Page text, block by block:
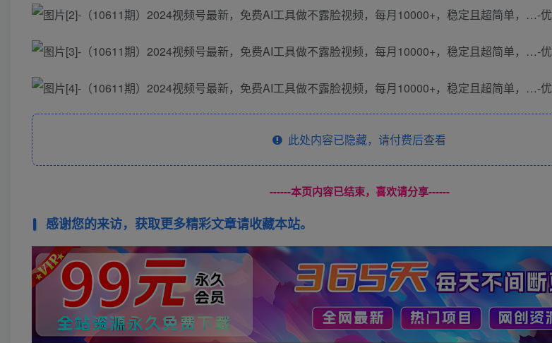
此处内容已隐藏，请付费后查看
------本页内容已结束，喜欢请分享------
感谢您的来访，获取更多精彩文章请收藏本站。